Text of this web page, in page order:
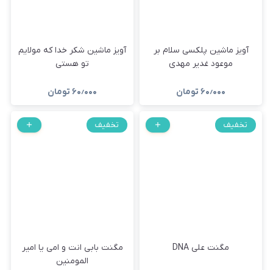
آویز ماشین پلکسی سلام بر
موعود غدیر مهدی
۶۰٫۰۰۰ تومان
آویز ماشین شکر خدا که مولایم
تو هستی
۶۰٫۰۰۰ تومان
تخفیف
مگنت علی DNA
تخفیف
مگنت بابی انت و امی یا امیر
المومنین